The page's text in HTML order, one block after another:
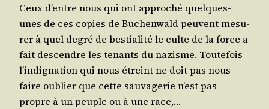
Ceux d’entre nous qui ont appro­ché quelques-
unes de ces copies de Buchen­wald peuvent mesu­
rer à quel degré de bes­tia­li­té le culte de la force a
fait des­cendre les tenants du nazisme. Tou­te­fois
l’in­di­gna­tion qui nous étreint ne doit pas nous
faire oublier que cette sau­va­ge­rie n’est pas
propre à un peuple ou à une race,…